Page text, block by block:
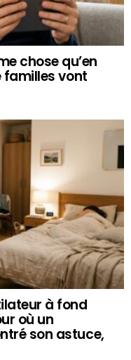
chose qu’en
familles vont
à fond
où un
son astuce,